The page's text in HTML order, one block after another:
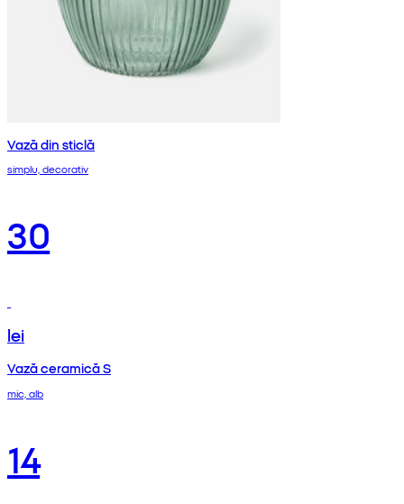
Vază din sticlă
simplu, decorativ
30
lei
Vază ceramică S
mic, alb
14